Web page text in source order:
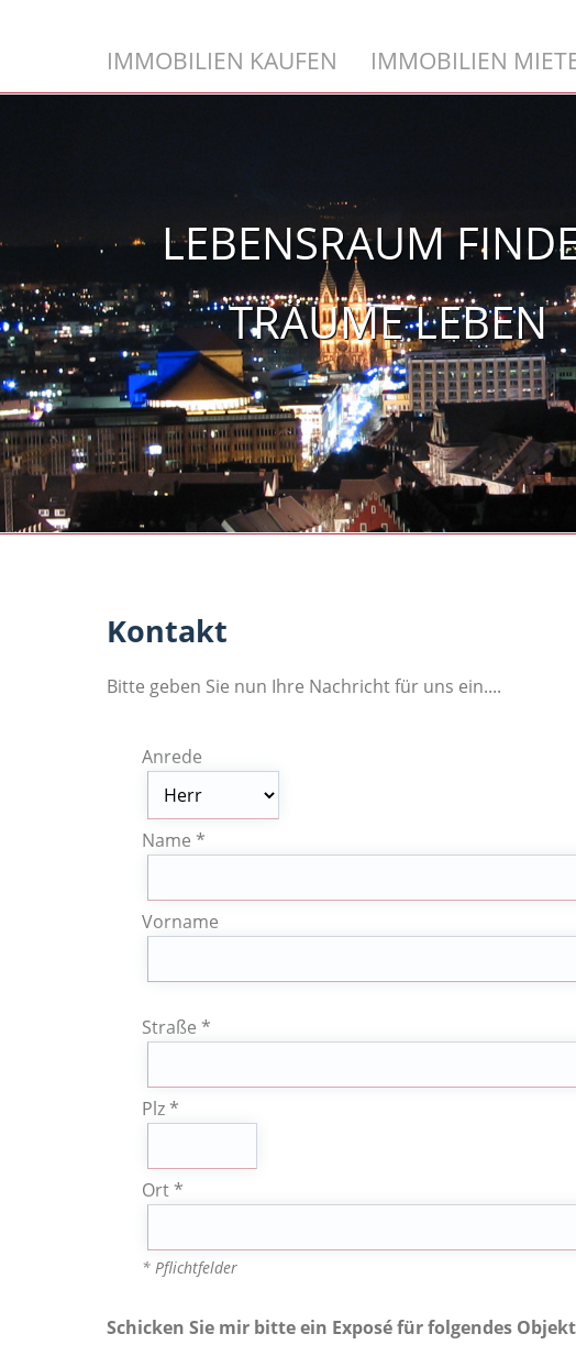
IMMOBILIEN KAUFEN IMMOBILIEN
LEBENSRAUM
TRÄUME LEBEN
Kontakt
Bitte geben Sie nun Ihre Nachricht für uns ein....
Anrede
Name *
Vorname
Straße *
Plz *
Ort *
* Pflichtfelder
Schicken Sie mir bitte ein Exposé für folgendes